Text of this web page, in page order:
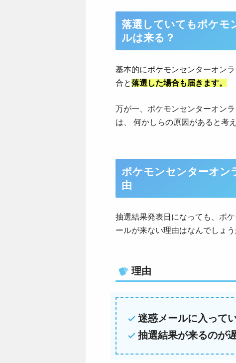
落選していてもポケモ
ルは来る？
基本的にポケモンセンターオン
合と落選した場合も届きます。
万が一、ポケモンセンターオン
は、 何かしらの原因があると考
ポケモンセンターオン
由
抽選結果発表日になっても、ポ
ールが来ない理由はなんでしょ
理由
迷惑メールに入って
抽選結果が来るのが